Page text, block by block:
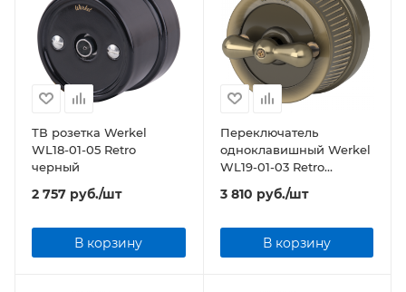
ТВ розетка Werkel
WL18-01-05 Retro
черный
2 757 руб./шт
В корзину
Переключатель
одноклавишный Werkel
WL19-01-03 Retro
бронзовый
3 810 руб./шт
В корзину